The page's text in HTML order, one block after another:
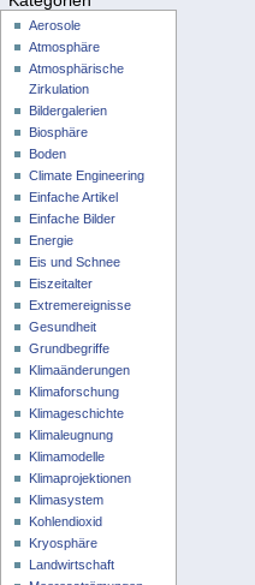
Aerosole
Atmosphäre
Atmosphärische
Zirkulation
Bildergalerien
Biosphäre
Boden
Climate Engineering
Einfache Artikel
Einfache Bilder
Energie
Eis und Schnee
Eiszeitalter
Extremereignisse
Gesundheit
Grundbegriffe
Klimaänderungen
Klimaforschung
Klimageschichte
Klimaleugnung
Klimamodelle
Klimaprojektionen
Klimasystem
Kohlendioxid
Kryosphäre
Landwirtschaft